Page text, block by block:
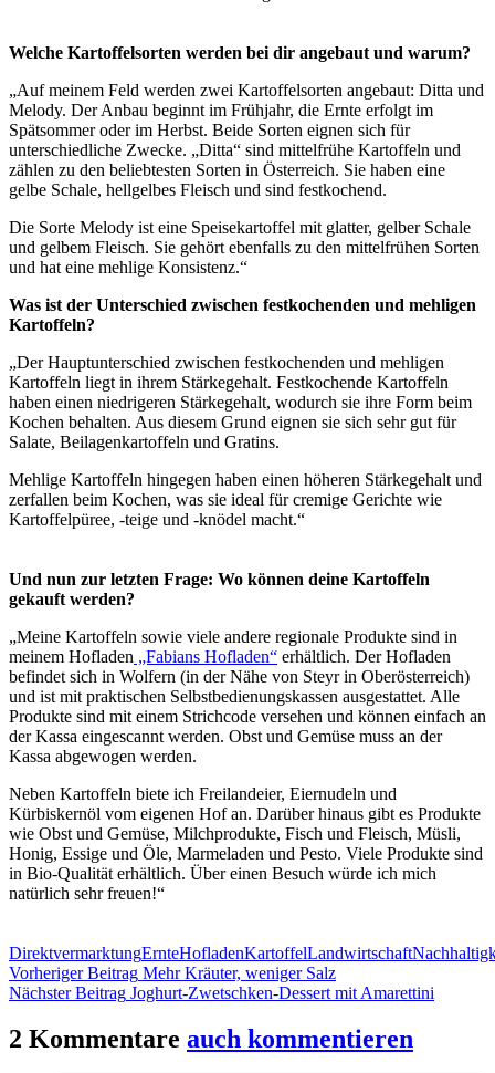
Welche Kartoffelsorten werden bei dir angebaut und warum?
„Auf meinem Feld werden zwei Kartoffelsorten angebaut: Ditta und
Melody. Der Anbau beginnt im Frühjahr, die Ernte erfolgt im
Spätsommer oder im Herbst. Beide Sorten eignen sich für
unterschiedliche Zwecke. „Ditta“ sind mittelfrühe Kartoffeln und
zählen zu den beliebtesten Sorten in Österreich. Sie haben eine
gelbe Schale, hellgelbes Fleisch und sind festkochend.
Die Sorte Melody ist eine Speisekartoffel mit glatter, gelber Schale
und gelbem Fleisch. Sie gehört ebenfalls zu den mittelfrühen Sorten
und hat eine mehlige Konsistenz.“
Was ist der Unterschied zwischen festkochenden und mehligen
Kartoffeln?
„Der Hauptunterschied zwischen festkochenden und mehligen
Kartoffeln liegt in ihrem Stärkegehalt. Festkochende Kartoffeln
haben einen niedrigeren Stärkegehalt, wodurch sie ihre Form beim
Kochen behalten. Aus diesem Grund eignen sie sich sehr gut für
Salate, Beilagenkartoffeln und Gratins.
Mehlige Kartoffeln hingegen haben einen höheren Stärkegehalt und
zerfallen beim Kochen, was sie ideal für cremige Gerichte wie
Kartoffelpüree, -teige und -knödel macht.“
Und nun zur letzten Frage: Wo können deine Kartoffeln
gekauft werden?
„Meine Kartoffeln sowie viele andere regionale Produkte sind in
meinem Hofladen „Fabians Hofladen“ erhältlich. Der Hofladen
befindet sich in Wolfern (in der Nähe von Steyr in Oberösterreich)
und ist mit praktischen Selbstbedienungskassen ausgestattet. Alle
Produkte sind mit einem Strichcode versehen und können einfach an
der Kassa eingescannt werden. Obst und Gemüse muss an der
Kassa abgewogen werden.
Neben Kartoffeln biete ich Freilandeier, Eiernudeln und
Kürbiskernöl vom eigenen Hof an. Darüber hinaus gibt es Produkte
wie Obst und Gemüse, Milchprodukte, Fisch und Fleisch, Müsli,
Honig, Essige und Öle, Marmeladen und Pesto. Viele Produkte sind
in Bio-Qualität erhältlich. Über einen Besuch würde ich mich
natürlich sehr freuen!“
DirektvermarktungErnteHofladenKartoffelLandwirtschaft
Beitragsnavigation
Vorheriger Beitrag Mehr Kräuter, weniger Salz
Nächster Beitrag Joghurt-Zwetschken-Dessert mit Amarettini
2 Kommentare auch kommentieren